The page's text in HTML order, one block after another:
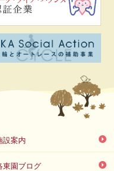
設案内
東園ブログ